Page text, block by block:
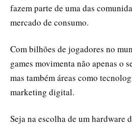
fazem parte de uma das
mercado de consumo.
Com bilhões de jogadores no
games movimenta não apenas o
mas também áreas como
marketing digital.
Seja na escolha de um hardware